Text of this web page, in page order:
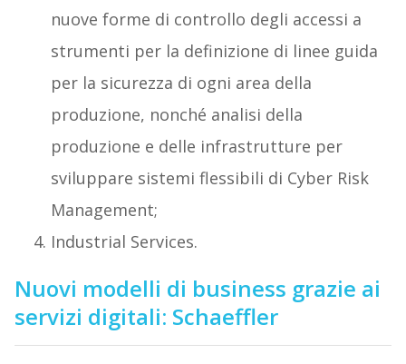
nuove forme di controllo degli accessi a
strumenti per la definizione di linee guida
per la sicurezza di ogni area della
produzione, nonché analisi della
produzione e delle infrastrutture per
sviluppare sistemi flessibili di Cyber Risk
Management;
Industrial Services.
Nuovi modelli di business grazie ai
servizi digitali: Schaeffler